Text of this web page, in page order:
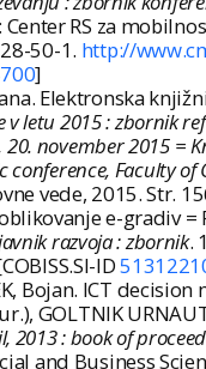
RS za
50-1. http://
]
Elektronska
v letu 2015 : zbornik
november 2015 =
Faculty of
vede, 2015. Str.
e-gradiv
razvoja : zbornik.
ID
Bojan. ICT
GOLTNIK
2013 : book of
and Business